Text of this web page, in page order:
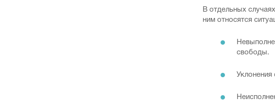
В отдельных
ним относятся
свободы.